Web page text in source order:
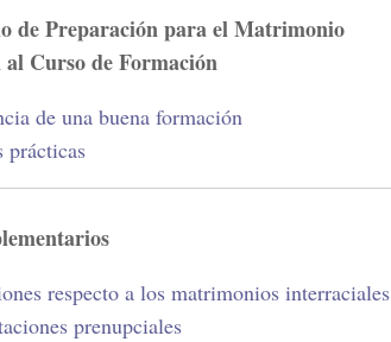
de Preparación para el Matrimonio
Curso de Formación
de una buena formación
prácticas
respecto a los matrimonios interraciales
prenupciales